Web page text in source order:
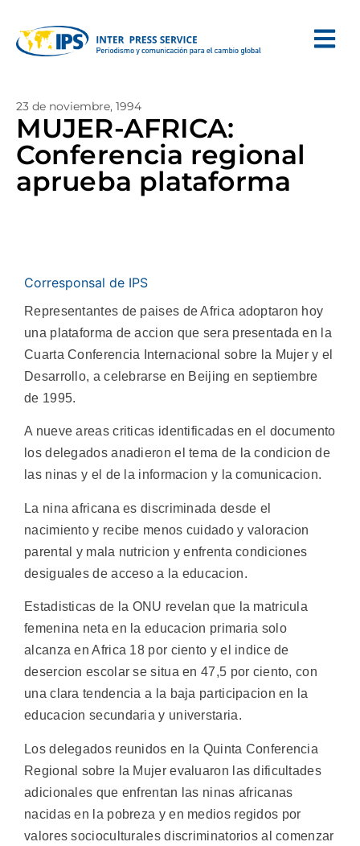
23 de noviembre, 1994
MUJER-AFRICA:
Conferencia regional
aprueba plataforma
Corresponsal de IPS
Representantes de paises de Africa adoptaron hoy
una plataforma de accion que sera presentada en la
Cuarta Conferencia Internacional sobre la Mujer y el
Desarrollo, a celebrarse en Beijing en septiembre
de 1995.
A nueve areas criticas identificadas en el documento
los delegados anadieron el tema de la condicion de
las ninas y el de la informacion y la comunicacion.
La nina africana es discriminada desde el
nacimiento y recibe menos cuidado y valoracion
parental y mala nutricion y enfrenta condiciones
desiguales de acceso a la educacion.
Estadisticas de la ONU revelan que la matricula
femenina neta en la educacion primaria solo
alcanza en Africa 18 por ciento y el indice de
desercion escolar se situa en 47,5 por ciento, con
una clara tendencia a la baja participacion en la
educacion secundaria y universtaria.
Los delegados reunidos en la Quinta Conferencia
Regional sobre la Mujer evaluaron las dificultades
adicionales que enfrentan las ninas africanas
nacidas en la pobreza y en medios regidos por
valores socioculturales discriminatorios al comenzar